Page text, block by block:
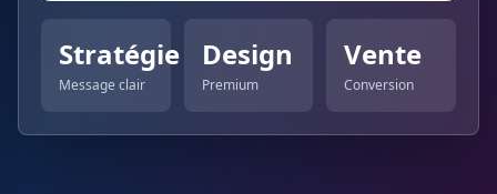
Stratégie
Message clair
Design
Premium
Vente
Conversion